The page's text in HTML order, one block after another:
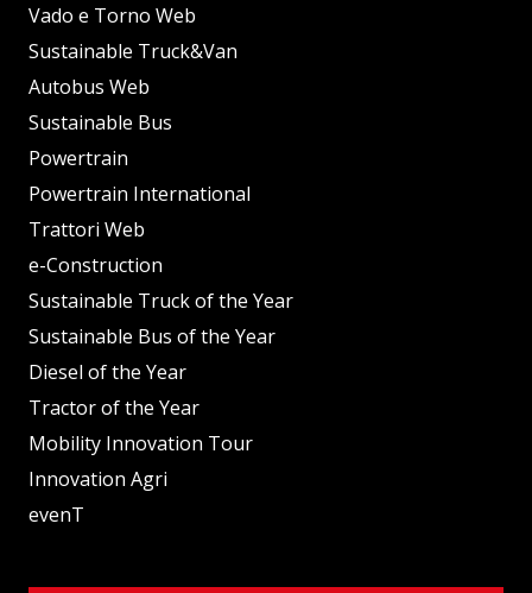
Vado e Torno Web
Sustainable Truck&Van
Autobus Web
Sustainable Bus
Powertrain
Powertrain International
Trattori Web
e-Construction
Sustainable Truck of the Year
Sustainable Bus of the Year
Diesel of the Year
Tractor of the Year
Mobility Innovation Tour
Innovation Agri
evenT